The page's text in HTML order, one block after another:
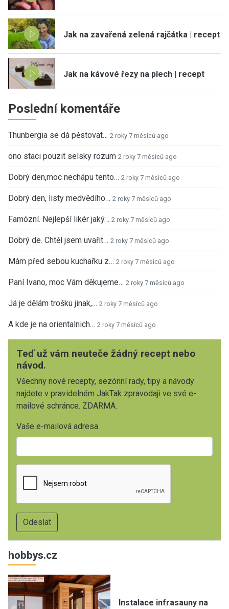
Jak na zavařená zelená rajčátka | recept
Jak na kávové řezy na plech | recept
Poslední komentáře
Thunbergia se dá pěstovat… 2 roky 7 měsíců ago
ono staci pouzit selsky rozum 2 roky 7 měsíců ago
Dobrý den,moc nechápu tento… 2 roky 7 měsíců ago
Dobrý den, listy medvědího… 2 roky 7 měsíců ago
Famózní. Nejlepší likér jaký… 2 roky 7 měsíců ago
Dobrý de. Chtěl jsem uvařit… 2 roky 7 měsíců ago
Mám před sebou kuchařku z… 2 roky 7 měsíců ago
Paní Ivano, moc Vám děkujeme… 2 roky 7 měsíců ago
Já je dělám trošku jinak,… 2 roky 7 měsíců ago
A kde je na orientalnich… 2 roky 7 měsíců ago
Teď už vám neuteče žádný recept nebo
návod.
Všechny nové recepty, sezónní rady, tipy a návody
najdete v pravidelném JakTak zpravodaji ve své e-
mailové schránce. ZDARMA.
Vaše e-mailová adresa
hobbys.cz
Instalace infrasauny na